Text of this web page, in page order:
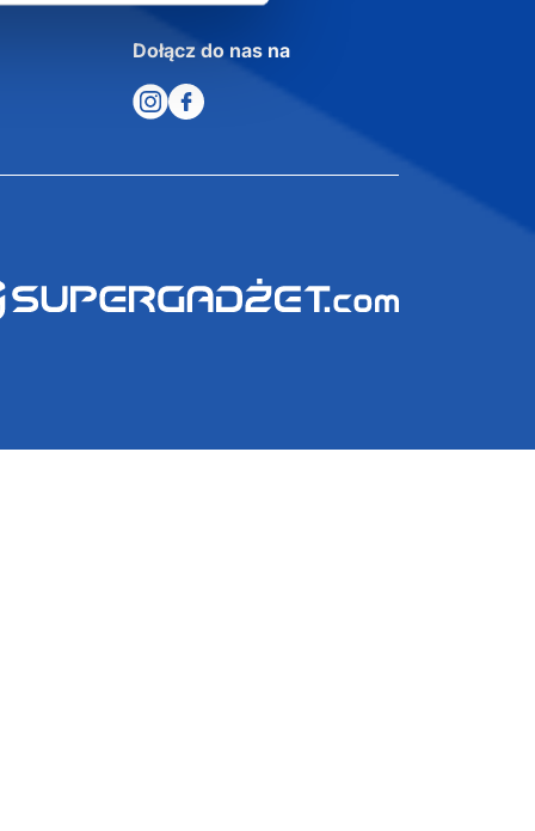
Dołącz do nas na